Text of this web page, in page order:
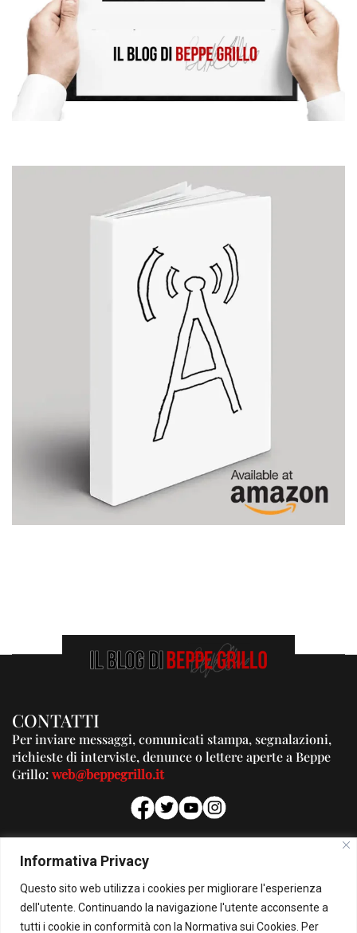
Informativa Privacy
Questo sito web utilizza i cookies per migliorare l'esperienza
dell'utente. Continuando la navigazione l'utente acconsente a
tutti i cookie in conformità con la Normativa sui Cookies. Per
CONTATTI
Per inviare messaggi, comunicati stampa, segnalazioni,
richieste di interviste, denunce o lettere aperte a Beppe
Grillo:web@beppegrillo.it
PUBBLICITA'
Per la tua pubblicità su questo Blog:
pubblicita@beppegrillo.it